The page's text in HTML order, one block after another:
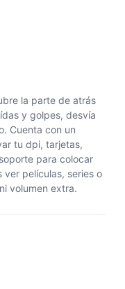
la parte de atrás
y golpes, desvía
Cuenta con un
tu dpi, tarjetas,
para colocar
ver películas, series o
volumen extra.